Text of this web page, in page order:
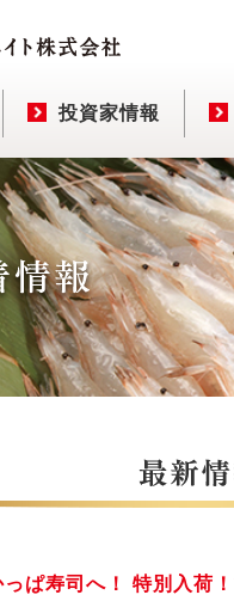
投資家情報
ぱ寿司へ！ 特別入荷